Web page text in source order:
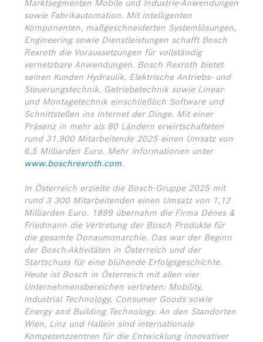
Marktsegmenten Mobile und Industrie-Anwendungen
sowie Fabrikautomation. Mit intelligenten
Komponenten, maßgeschneiderten Systemlösungen,
Engineering sowie Dienstleistungen schafft Bosch
Rexroth die Voraussetzungen für vollständig
vernetzbare Anwendungen. Bosch Rexroth bietet
seinen Kunden Hydraulik, Elektrische Antriebs- und
Steuerungstechnik, Getriebetechnik sowie Linear-
und Montagetechnik einschließlich Software und
Schnittstellen ins Internet der Dinge. Mit einer
Präsenz in mehr als 80 Ländern erwirtschafteten
rund 31.900 Mitarbeitende 2025 einen Umsatz von
6,5 Milliarden Euro. Mehr Informationen unter
www.boschrexroth.com.
In Österreich erzielte die Bosch-Gruppe 2025 mit
rund 3 300 Mitarbeitenden einen Umsatz von 1,12
Milliarden Euro. 1899 übernahm die Firma Dénes &
Friedmann die Vertretung der Bosch Produkte für
die gesamte Donaumonarchie. Das war der Beginn
der Bosch-Aktivitäten in Österreich und der
Startschuss für eine blühende Erfolgsgeschichte.
Heute ist Bosch in Österreich mit allen vier
Unternehmensbereichen vertreten: Mobility,
Industrial Technology, Consumer Goods sowie
Energy and Building Technology. An den Standorten
Wien, Linz und Hallein sind internationale
Kompetenzzentren für die Entwicklung innovativer